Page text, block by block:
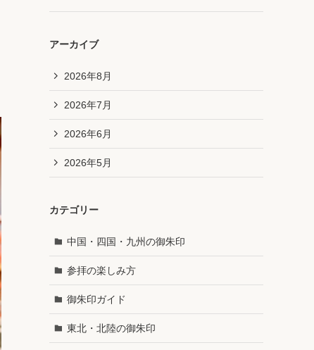
アーカイブ
2026年8月
2026年7月
2026年6月
2026年5月
カテゴリー
中国・四国・九州の御朱印
参拝の楽しみ方
御朱印ガイド
東北・北陸の御朱印